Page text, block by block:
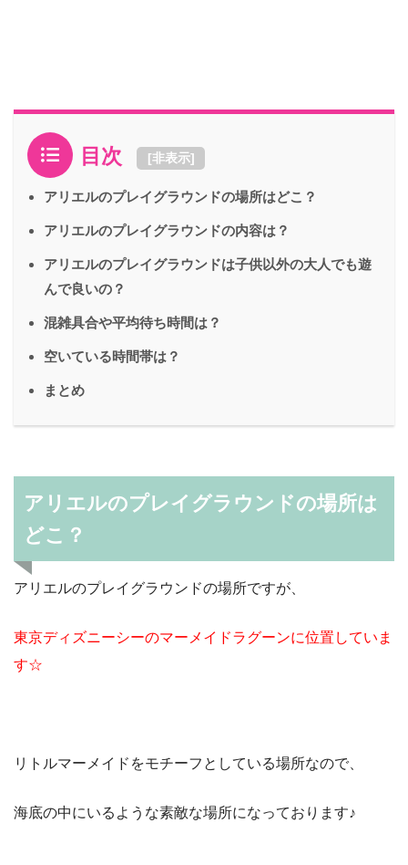
目次 [非表示]
アリエルのプレイグラウンドの場所はどこ？
アリエルのプレイグラウンドの内容は？
アリエルのプレイグラウンドは子供以外の大人でも遊
んで良いの？
混雑具合や平均待ち時間は？
空いている時間帯は？
まとめ
アリエルのプレイグラウンドの場所は
どこ？
アリエルのプレイグラウンドの場所ですが、
東京ディズニーシーのマーメイドラグーンに位置していま
す☆
リトルマーメイドをモチーフとしている場所なので、
海底の中にいるような素敵な場所になっております♪